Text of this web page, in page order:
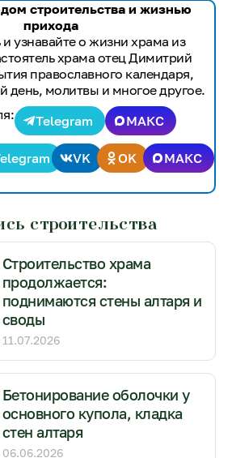
строительства и жизнью
прихода
узнавайте о жизни храма из
храма отец Димитрий
православного календаря,
день, молитвы и многое другое.
Telegram
МАКС
VK OK МАКС
строительства
Строительство храма
продолжается:
поднимаются стены алтаря и
своды
11.07.2026
Бетонирование оболочки у
основного купола, кладка
стен алтаря
06.06.2026